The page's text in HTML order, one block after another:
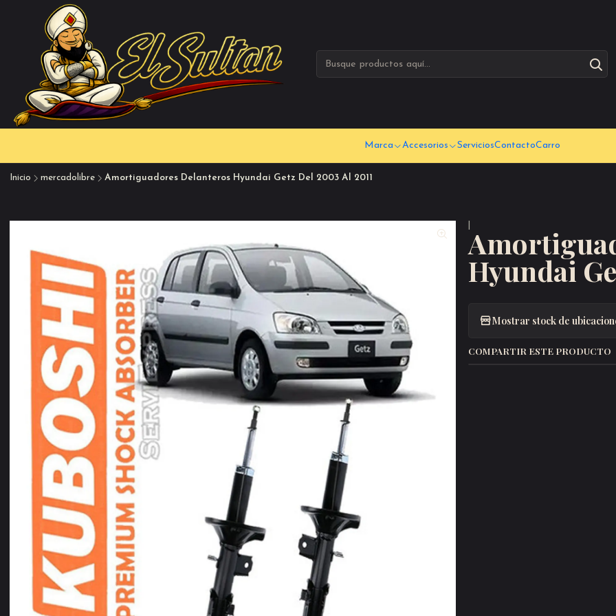
Marca Accesorios ServiciosContactoCarro
Inicio mercadolibre Amortiguadores Delanteros Hyundai Getz Del 2003 Al 2011
Hyundai
Mostrar stock de
COMPARTIR ESTE PRODUCTO